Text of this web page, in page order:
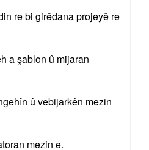
re bi girêdana projeyê re
a şablon û mijaran
û vebijarkên mezin
mezin e.